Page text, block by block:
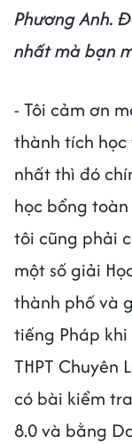
Phương Anh.
nhất mà bạn
- Tôi cảm ơn
thành tích
nhất thì đó
học bổng
tôi cũng phải
một số giải
thành phố và
tiếng Pháp
THPT Chuyên
có bài kiểm
8.0 và bằng